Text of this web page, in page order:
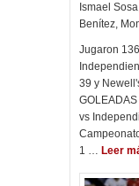
Ismael Sosa
Benítez,
Jugaron
39 y
vs
1 … Leer